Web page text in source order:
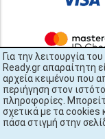
Για την λειτουργία
Ready.gr απαραίτητη
αρχεία κειμένου που
περιήγηση στον
πληροφορίες.
σχετικά με τα cookies
πάσα στιγμή στην